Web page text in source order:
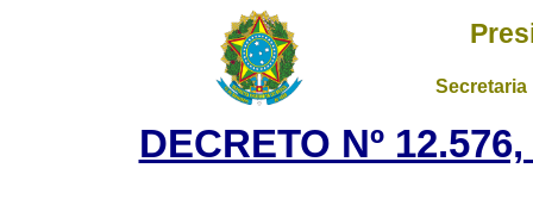
DECRETO Nº